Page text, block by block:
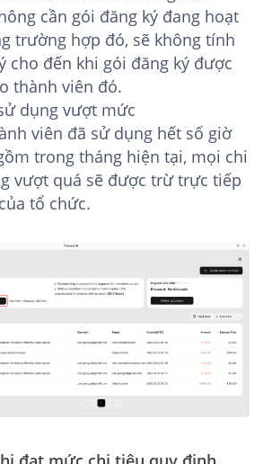
cần gói đăng ký đang hoạt
trường hợp đó, sẽ không tính
cho đến khi gói đăng ký được
thành viên đó.
dụng vượt mức
viên đã sử dụng hết số giờ
trong tháng hiện tại, mọi chi
vượt quá sẽ được trừ trực tiếp
tổ chức.